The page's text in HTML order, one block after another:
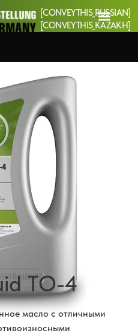
[CONVEYTHIS_RUSSIAN]
[CONVEYTHIS_KAZAKH]
TO-4
масло с отличными